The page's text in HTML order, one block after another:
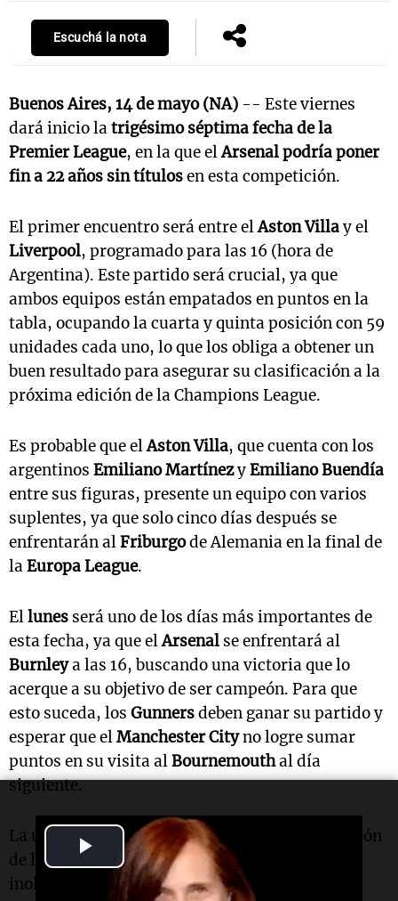
Play
Video
Escuchá la nota
Buenos Aires, 14 de mayo (NA) -- Este viernes
dará inicio latrigésimo séptima fecha de la
Premier League, en la que elArsenal podría poner
fin a 22 años sin títulosen esta competición.
El primer encuentro será entre elAston Villay el
Liverpool, programado para las 16 (hora de
Argentina). Este partido será crucial, ya que
ambos equipos están empatados en puntos en la
tabla, ocupando la cuarta y quinta posición con 59
unidades cada uno, lo que los obliga a obtener un
buen resultado para asegurar su clasificación a la
próxima edición de la Champions League.
Es probable que elAston Villa, que cuenta con los
argentinos Emiliano MartínezyEmiliano Buendía
entre sus figuras, presente un equipo con varios
suplentes, ya que solo cinco días después se
enfrentarán alFriburgode Alemania en la final de
laEuropa League.
Ellunes será uno de los días más importantes de
esta fecha, ya que elArsenal se enfrentará al
Burnleya las 16, buscando una victoria que lo
acerque a su objetivo de ser campeón. Para que
esto suceda, los Gunnersdeben ganar su partido y
esperar que elManchester Cityno logre sumar
puntos en su visita alBournemouthal día
siguiente.
La última vez que elArsenalse consagró campeón
de la Premier League fue en 2004, con la
inolvidable campaña de "Los Invencibles".